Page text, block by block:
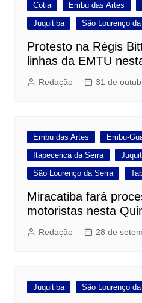
Cotia Embu das Artes
Juquitiba
São Lourenço
Protesto na Régis
linhas da EMTU
Redação 31 de
Embu das Artes
Embu-
Itapecerica da Serra
São Lourenço da Serra
Miracatiba fará
motoristas nesta
Redação 28 de
Juquitiba São Lourenço